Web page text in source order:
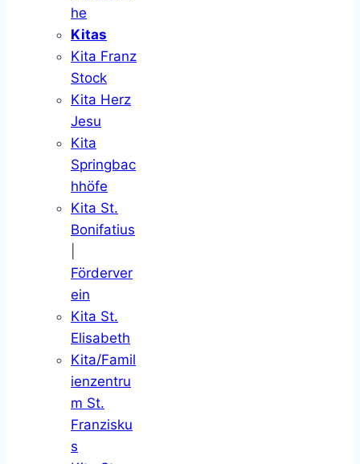
he
Kitas
Kita Franz
Stock
Kita Herz
Jesu
Kita
Springbac
hhöfe
Kita St.
Bonifatius
Förderver
ein
Kita St.
Elisabeth
Kita/Famil
ienzentru
m St.
Franzisku
s